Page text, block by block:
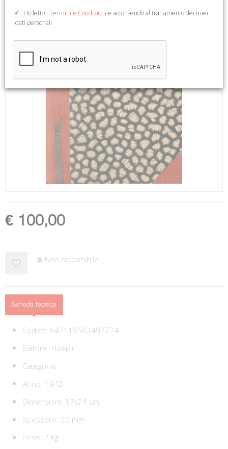
€ 100,00
Non disponibile
Scheda tecnica
Codice: 647113562497774
Editore: Hoepli
Categoria:
Anno: 1943
Dimensioni: 17x24 cm
Spessore: 20 mm
Peso: 2 Kg
Ho letto i Termini e Condizioni e acconsendo al trattamento dei miei
dati personali